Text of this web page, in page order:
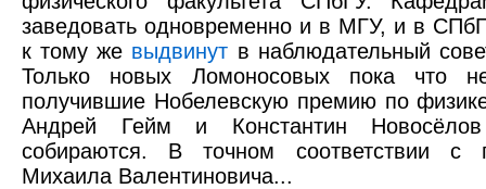
заведовать одновременно и в МГУ, и в
к тому же выдвинут в наблюдательный
Только новых Ломоносовых пока что
получившие Нобелевскую премию по
Андрей Гейм и Константин
собираются. В точном соответствии с
Михаила Валентиновича...